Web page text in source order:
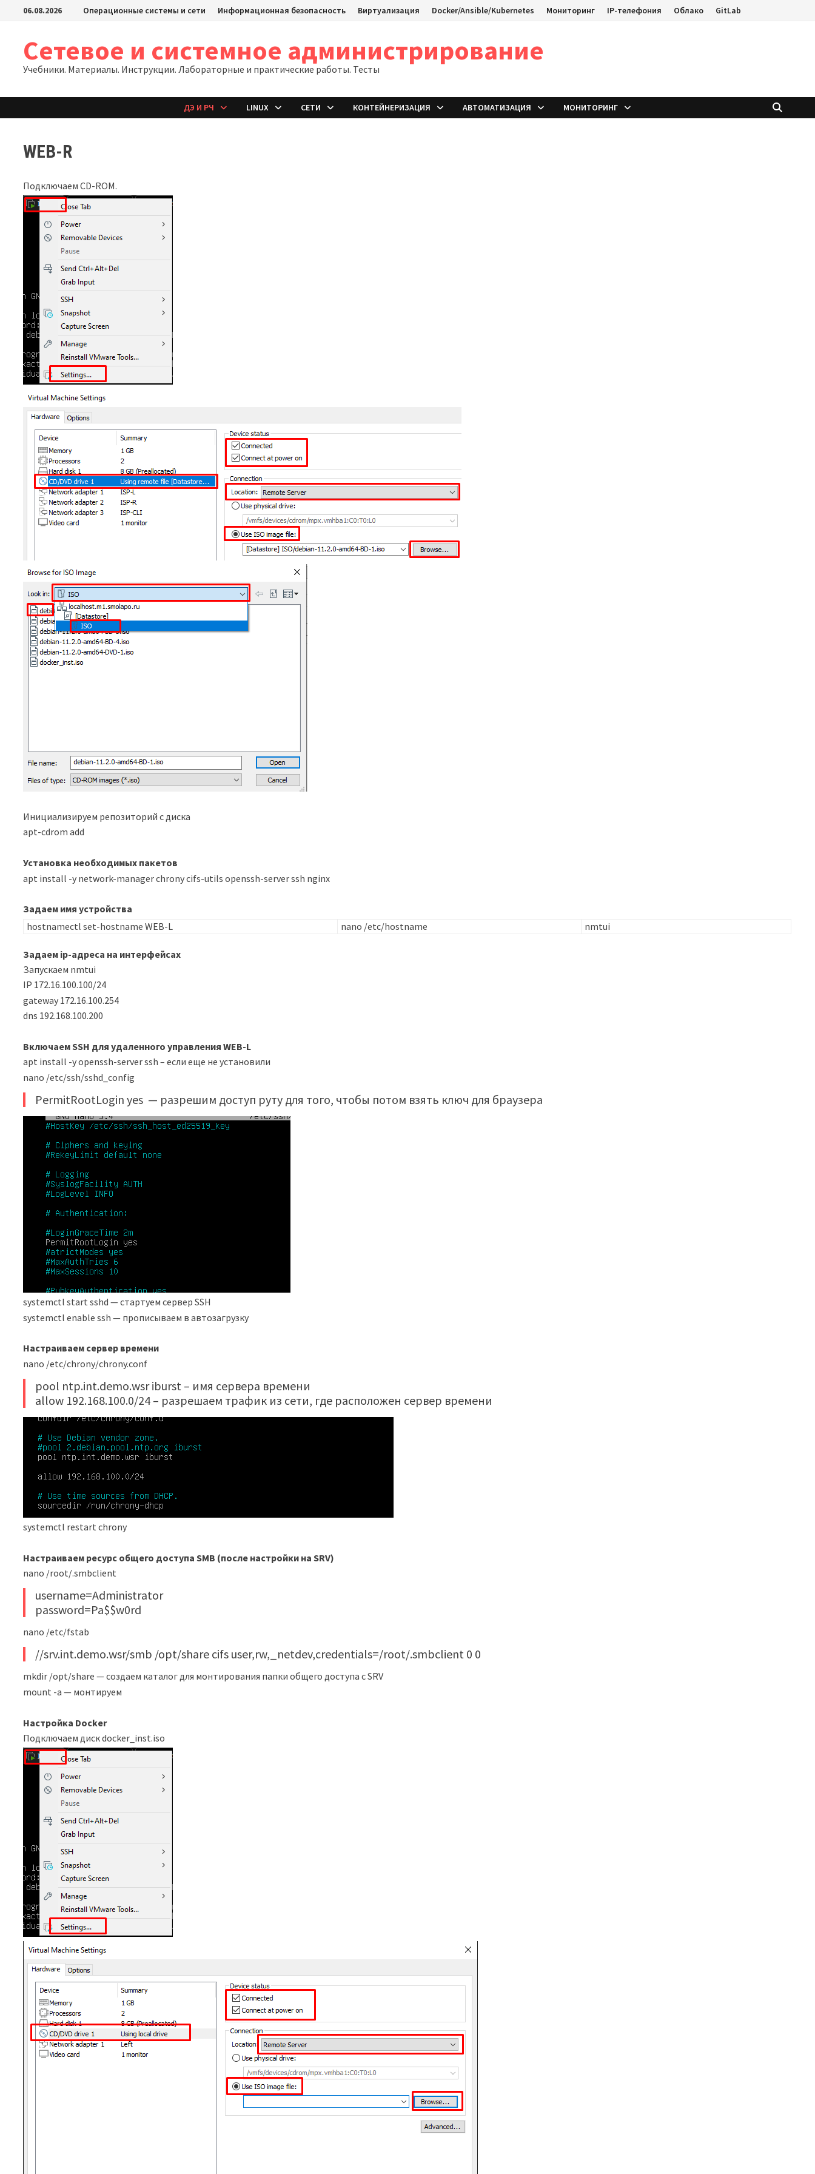
Перейти06.08.2026 Операционные системы и сети Информационная безопасность Виртуализация Docker/Ansible/Kubernetes Мониторинг IP-телефония Облако GitLab
Сетевое и системное администрирование
Учебники. Материалы. Инструкции. Лабораторные и практические работы. Тесты
ДЭ И РЧ LINUX СЕТИ КОНТЕЙНЕРИЗАЦИЯ АВТОМАТИЗАЦИЯ МОНИТОРИНГ
WEB-R
Подключаем CD-ROM.
Инициализируем репозиторий с диска
apt-cdrom add
Установка необходимых пакетов
apt install -y network-manager chrony cifs-utils openssh-server ssh nginx
Задаем имя устройства
hostnamectl set-hostname WEB-L
nano /etc/hostname nmtui
Задаем ip-адреса на интерфейсах
Запускаем nmtui
IP 172.16.100.100/24
gateway 172.16.100.254
dns 192.168.100.200
Включаем SSH для удаленного управления WEB-L
apt install -y openssh-server ssh – если еще не установили
nano /etc/ssh/sshd_config
PermitRootLogin yes — разрешим доступ руту для того, чтобы потом взять ключ для браузера
systemctl start sshd — стартуем сервер SSH
systemctl enable ssh — прописываем в автозагрузку
Настраиваем сервер времени
nano /etc/chrony/chrony.conf
pool ntp.int.demo.wsr iburst – имя сервера времени
allow 192.168.100.0/24 – разрешаем трафик из сети, где расположен сервер времени
systemctl restart chrony
Настраиваем ресурс общего доступа SMB (после настройки на SRV)
nano /root/.smbclient
username=Administrator
password=Pa$$w0rd
nano /etc/fstab
//srv.int.demo.wsr/smb /opt/share cifs user,rw,_netdev,credentials=/root/.smbclient 0 0
mkdir /opt/share — создаем каталог для монтирования папки общего доступа с SRV
mount -a — монтируем
Настройка Docker
Подключаем диск docker_inst.iso